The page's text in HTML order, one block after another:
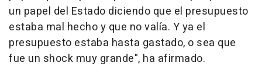
un papel del Estado diciendo que el presupuesto
estaba mal hecho y que no valía. Y ya el
presupuesto estaba hasta gastado, o sea que
fue un shock muy grande", ha afirmado.